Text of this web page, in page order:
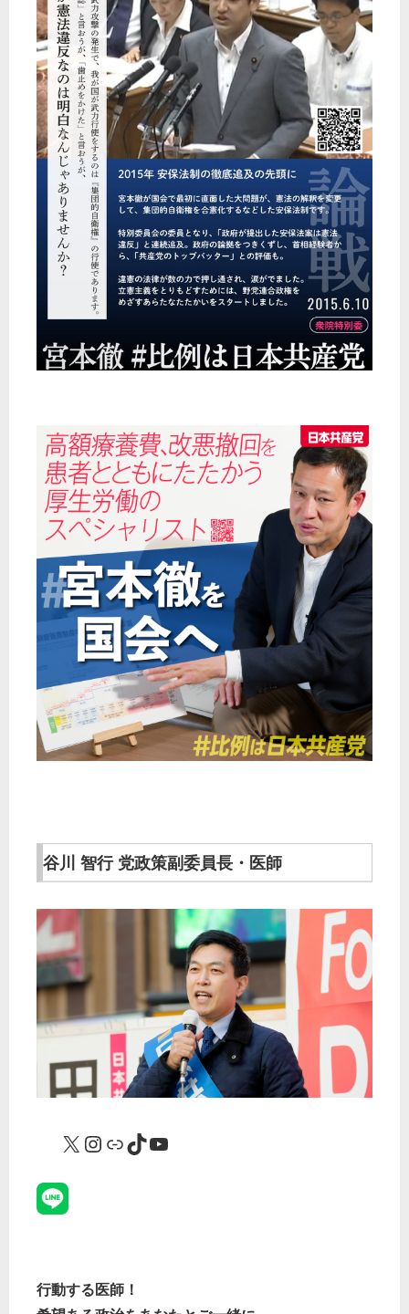
谷川 智行 党政策副委員長・医師
X Instagram リンクTikTok YouTube
行動する医師！